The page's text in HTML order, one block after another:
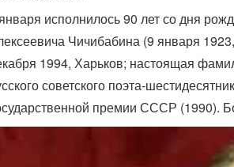
исполнилось 90 лет со дня
Чичибабина (9 января
1994, Харьков; настоящая
советского поэта-
премии СССР (1990).